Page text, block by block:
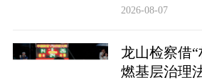
治“保护伞”
2026-08-07
龙山检察借
燃基层治理